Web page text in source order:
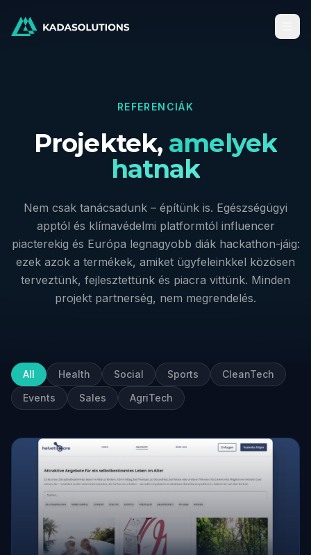
REFERENCIÁK
Projektek, amelyek
hatnak
Nem csak tanácsadunk – építünk is. Egészségügyi
apptól és klímavédelmi platformtól influencer
piacterekig és Európa legnagyobb diák hackathon-jáig:
ezek azok a termékek, amiket ügyfeleinkkel közösen
terveztünk, fejlesztettünk és piacra vittünk. Minden
projekt partnerség, nem megrendelés.
All Health Social Sports
CleanTech
Events
Sales AgriTech